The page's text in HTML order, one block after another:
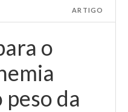
ARTIGO
o
da